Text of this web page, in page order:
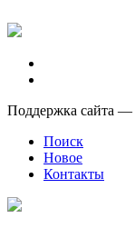
Поддержка сайта —
Поиск
Новое
Контакты